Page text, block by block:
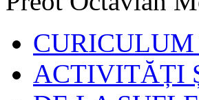
ACTIVITĂȚI